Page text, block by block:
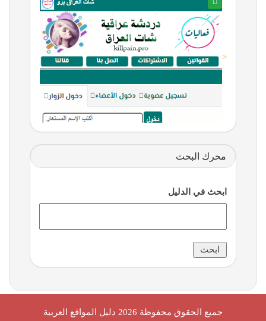
<
محرك البحث
ابحث في الدليل
جميع الحقوق محفوظة 2026 دليل المواقع العربية